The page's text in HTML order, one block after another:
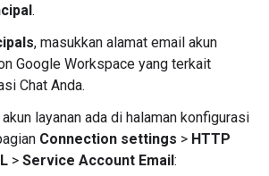
.
, masukkan alamat email akun
Google Workspace yang terkait
Chat Anda.
layanan ada di halaman konfigurasi
Connection settings > HTTP
> Service Account Email: